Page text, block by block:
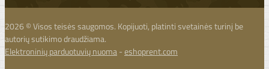
2026 © Visos teisės saugomos. Kopijuoti, platinti svetainės turinį be
autorių sutikimo draudžiama.
Elektroninių parduotuvių nuoma-eshoprent.com